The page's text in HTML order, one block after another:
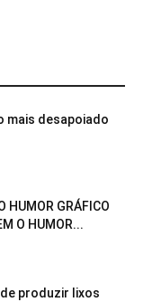
mais desapoiado
HUMOR GRÁFICO
O HUMOR...
produzir lixos